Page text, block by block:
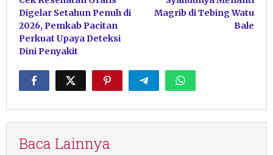
pos
Digelar Setahun Penuh di
2026, Pemkab Pacitan
Perkuat Upaya Deteksi
Dini Penyakit
Magrib di Tebing Watu
Bale
Baca Lainnya